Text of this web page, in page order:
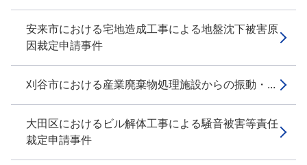
安来市における宅地造成工事による地盤沈下被害原
因裁定申請事件
刈谷市における産業廃棄物処理施設からの振動・...
大田区におけるビル解体工事による騒音被害等責任
裁定申請事件